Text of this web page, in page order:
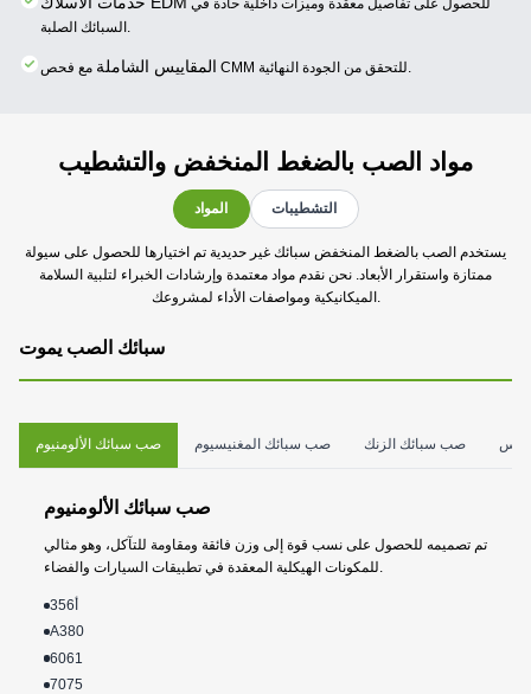
للحصول على تفاصيل معقدة وميزات داخلية حادة في
السبائك الصلبة.
المقاييس الشاملة
مواد الصب بالضغط المنخفض والتشطيب
المواد التشطيبات
يستخدم الصب بالضغط المنخفض سبائك غير حديدية تم اختيارها للحصول على سيولة
ممتازة واستقرار الأبعاد. نحن نقدم مواد معتمدة وإرشادات الخبراء لتلبية السلامة
الميكانيكية ومواصفات الأداء لمشروعك.
سبائك الصب يموت
صب سبائك الألومنيوم صب سبائك المغنيسيوم صب سبائك الزنك
صب سبائك الألومنيوم
تم تصميمه للحصول على نسب قوة إلى وزن فائقة ومقاومة للتآكل، وهو مثالي
للمكونات الهيكلية المعقدة في تطبيقات السيارات والفضاء.
A380
6061
7075